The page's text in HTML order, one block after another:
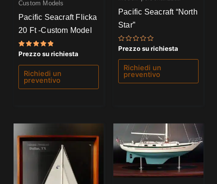
Custom Models
Pacific Seacraft Flicka
20 Ft -Custom Model
Valutato
5.00
su 5
Prezzo su richiesta
Richiedi un
preventivo
Pacific Seacraft “North
Star”
Valutato
0
su
Prezzo su richiesta
Richiedi un
preventivo